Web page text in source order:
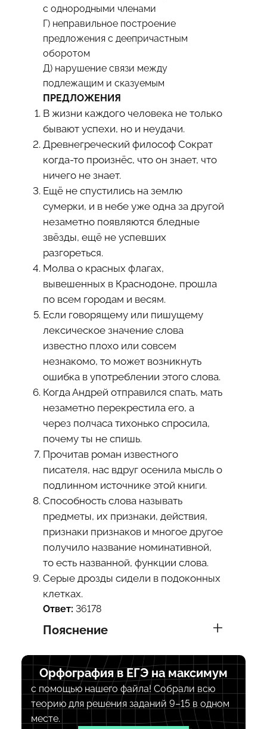
с однородными членами
Г) неправильное построение
предложения с деепричастным
оборотом
Д) нарушение связи между
подлежащим и сказуемым
ПРЕДЛОЖЕНИЯ
В жизни каждого человека не только
бывают успехи, но и неудачи.
Древнегреческий философ Сократ
когда-то произнёс, что он знает, что
ничего не знает.
Ещё не спустились на землю
сумерки, и в небе уже одна за другой
незаметно появляются бледные
звёзды, ещё не успевших
разгореться.
Молва о красных флагах,
вывешенных в Краснодоне, прошла
по всем городам и весям.
Если говорящему или пишущему
лексическое значение слова
известно плохо или совсем
незнакомо, то может возникнуть
ошибка в употреблении этого слова.
Когда Андрей отправился спать, мать
незаметно перекрестила его, а
через полчаса тихонько спросила,
почему ты не спишь.
Прочитав роман известного
писателя, нас вдруг осенила мысль о
подлинном источнике этой книги.
Способность слова называть
предметы, их признаки, действия,
признаки признаков и многое другое
получило название номинативной,
то есть названной, функции слова.
Серые дрозды сидели в подоконных
клетках.
Ответ: 36178
Пояснение
Орфография в ЕГЭ на максимум
с помощью нашего файла! Собрали всю
теорию для решения заданий 9–15 в одном
месте.